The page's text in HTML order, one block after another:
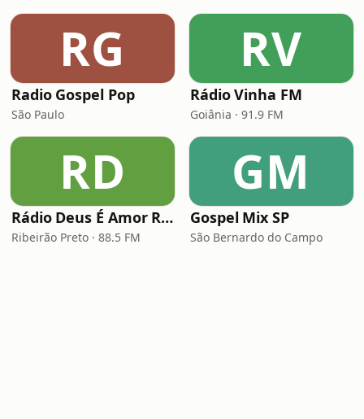
RG
Radio Gospel Pop
São Paulo
RV
Rádio Vinha FM
Goiânia · 91.9 FM
RD
Rádio Deus É Amor Ribeirão Preto
Ribeirão Preto · 88.5 FM
GM
Gospel Mix SP
São Bernardo do Campo